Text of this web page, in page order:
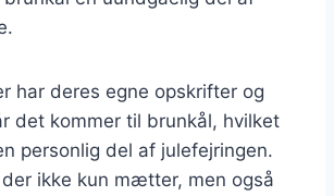
har deres egne opskrifter og
det kommer til brunkål, hvilket
personlig del af julefejringen.
ikke kun mætter, men også